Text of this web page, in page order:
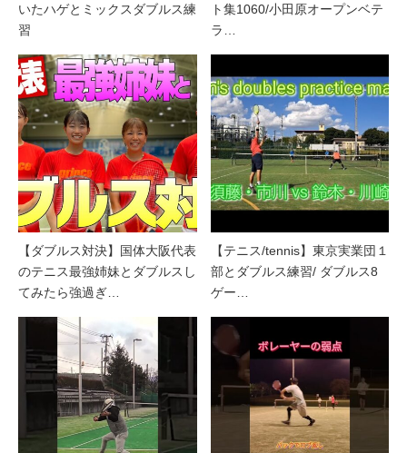
いたハゲとミックスダブルス練
習
ト集1060/小田原オープンベテ
ラ…
【ダブルス対決】国体大阪代表
のテニス最強姉妹とダブルスし
てみたら強過ぎ…
【テニス/tennis】東京実業団１
部とダブルス練習/ ダブルス8
ゲー…